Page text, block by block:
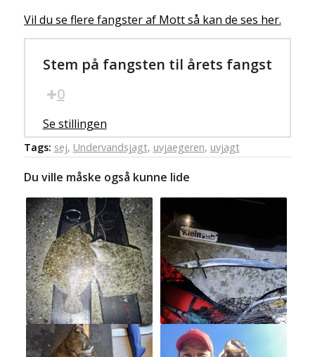
Vil du se flere fangster af Mott så kan de ses her.
Stem på fangsten til årets fangst
0
Se stillingen
Tags: sej, Undervandsjagt, uvjaegeren, uvjagt
Du ville måske også kunne lide